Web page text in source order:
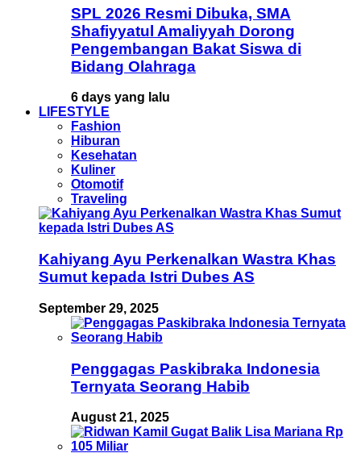
SPL 2026 Resmi Dibuka, SMA
Shafiyyatul Amaliyyah Dorong
Pengembangan Bakat Siswa di
Bidang Olahraga
6 days yang lalu
LIFESTYLE
Fashion
Hiburan
Kesehatan
Kuliner
Otomotif
Traveling
Kahiyang Ayu Perkenalkan Wastra Khas
Sumut kepada Istri Dubes AS
September 29, 2025
Penggagas Paskibraka Indonesia
Ternyata Seorang Habib
August 21, 2025